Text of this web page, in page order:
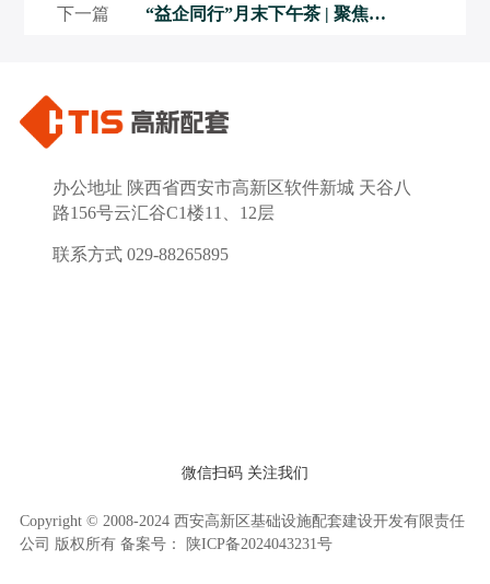
以高标准驱动产业服务升级
下一篇
“益企同行”月末下午茶 | 聚焦入
办公地址 陕西省西安市高新区软件新城 天谷八
路156号云汇谷C1楼11、12层
联系方式 029-88265895
微信扫码 关注我们
Copyright © 2008-2024 西安高新区基础设施配套建设开发有限责任
公司 版权所有 备案号：
陕ICP备2024043231号